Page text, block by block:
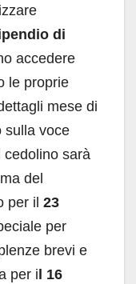
di
accedere
le proprie
mese di
sulla voce
cedolino sarà
del
per il 23
per
brevi e
per i l 16